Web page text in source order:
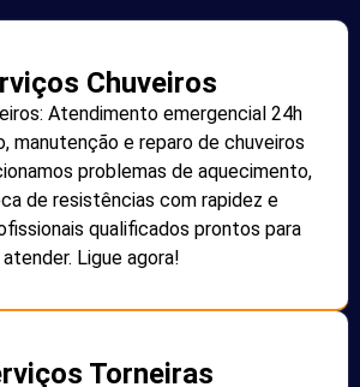
Chuveiros
Atendimento emergencial 24h
manutenção e reparo de chuveiros
problemas de aquecimento,
de resistências com rapidez e
qualificados prontos para
atender. Ligue agora!
Torneiras